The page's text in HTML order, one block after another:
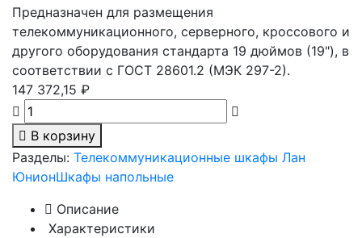
Предназначен для размещения
телекоммуникационного, серверного, кроссового и
другого оборудования стандарта 19 дюймов (19"), в
соответствии с ГОСТ 28601.2 (МЭК 297-2).
147 372,15 ₽
В корзину
Разделы: Телекоммуникационные шкафы Лан
ЮнионШкафы напольные
Описание
Характеристики